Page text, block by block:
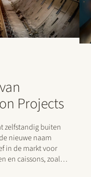
Projects
zelfstandig buiten
nieuwe naam
in de markt voor
en caissons, zoals